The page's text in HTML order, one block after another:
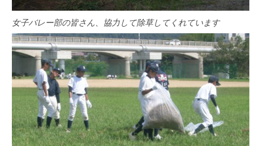
女子バレー部の皆さん、協力して除草してくれています